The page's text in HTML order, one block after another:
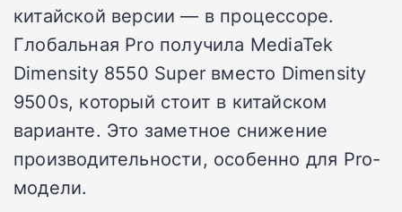
китайской версии — в процессоре.
Глобальная Pro получила MediaTek
Dimensity 8550 Super вместо Dimensity
9500s, который стоит в китайском
варианте. Это заметное снижение
производительности, особенно для Pro-
модели.